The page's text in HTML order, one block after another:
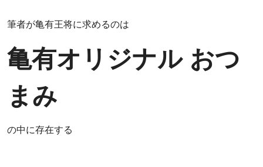
筆者が亀有王将に求めるのは
亀有オリジナル おつ
まみ
の中に存在する